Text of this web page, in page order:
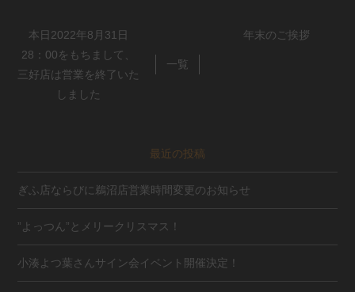
本日2022年8月31日
28：00をもちまして、
三好店は営業を終了いた
しました
一覧
年末のご挨拶
最近の投稿
ぎふ店ならびに鵜沼店営業時間変更のお知らせ
”よっつん”とメリークリスマス！
小湊よつ葉さんサイン会イベント開催決定！